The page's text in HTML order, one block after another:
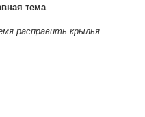
тема
расправить крылья